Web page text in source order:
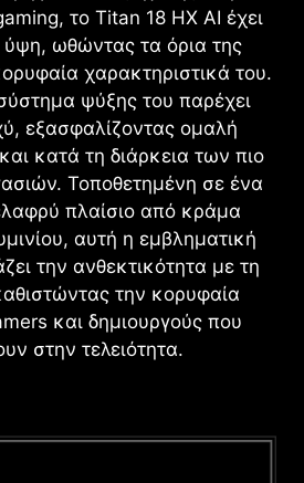
το Titan 18 HX AI έχει
ύψη, ωθώντας τα όρια της
χαρακτηριστικά του.
ψύξης του παρέχει
εξασφαλίζοντας ομαλή
κατά τη διάρκεια των πιο
Τοποθετημένη σε ένα
πλαίσιο από κράμα
αυτή η εμβληματική
την ανθεκτικότητα με τη
την κορυφαία
και δημιουργούς που
στην τελειότητα.